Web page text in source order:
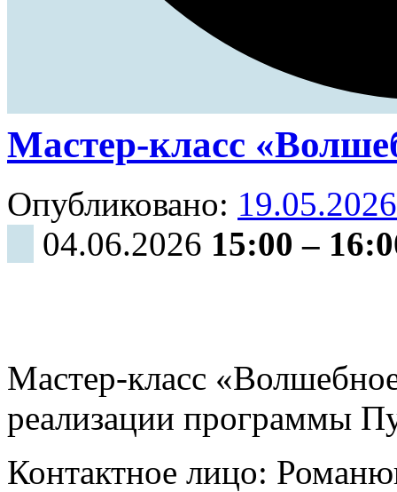
Мастер-класс
Опубликовано: 19.05.2026
04.06.2026 15:00 –
Мастер-класс
реализации программы
Контактное лицо: